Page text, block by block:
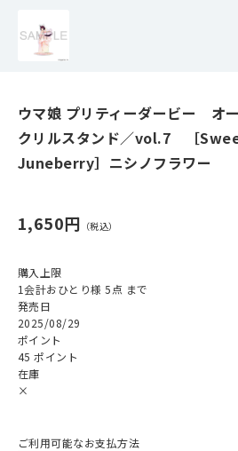
ウマ娘 プリティーダービー オ
クリルスタンド／vol.7 ［
Juneberry］ニシノフラワー
1,650円
購入上限
1会計おひとり様 5点 まで
発売日
2025/08/29
ポイント
45 ポイント
在庫
×
ご利用可能なお支払方法